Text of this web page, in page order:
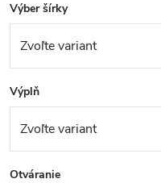
Výber šírky
Výplň
Otváranie